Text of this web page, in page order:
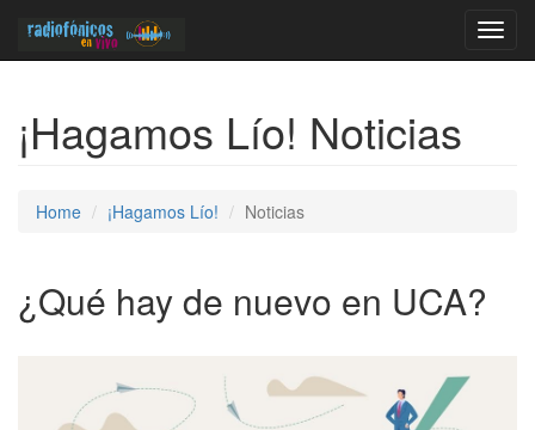
¡Hagamos Lío! Noticias
Home ¡Hagamos Lío! Noticias
¿Qué hay de nuevo en UCA?